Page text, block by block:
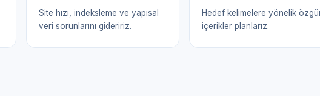
Site hızı, indeksleme ve yapısal
veri sorunlarını gideririz.
Hedef kelimelere yönelik
içerikler planlarız.